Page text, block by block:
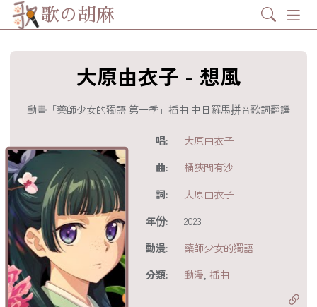
歌の胡麻 Search
大原由衣子 - 想風
動畫「藥師少女的獨語 第一季」插曲 中日羅馬拼音歌詞翻譯
唱:
大原由衣子
曲:
桶狹間有沙
詞:
大原由衣子
年份:
2023
動漫:
藥師少女的獨語
分類:
動漫 插曲
分享至
享至 X
分享至